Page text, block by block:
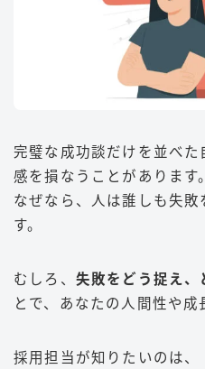
完璧な成功談だけを並べ
感を損なうことがあります
なぜなら、人は誰しも失
す。
むしろ、 失敗をどう捉え、
とで、あなたの人間性や成
採用担当が知りたいのは、